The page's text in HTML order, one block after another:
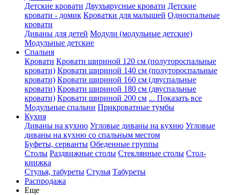
Детские кровати Двухъярусные кровати Детские
кровати - домик Кроватки для малышей Односпальные
кровати
Диваны для детей Модули (модульные детские)
Модульные детские
Спальня
Кровати Кровати шириной 120 см (полутороспальные
кровати) Кровати шириной 140 см (полутороспальные
кровати) Кровати шириной 160 см (двуспальные
кровати) Кровати шириной 180 см (двуспальные
кровати) Кровати шириной 200 см ... Показать все
Модульные спальни Прикроватные тумбы
Кухня
Диваны на кухню Угловые диваны на кухню Угловые
диваны на кухню со спальным местом
Буфеты, серванты Обеденные группы
Столы Раздвижные столы Стеклянные столы Стол-
книжка
Стулья, табуреты Стулья Табуреты
Распродажа
Еще